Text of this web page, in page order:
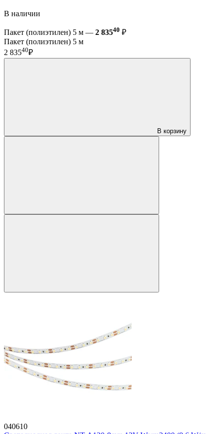
В наличии
Пакет (полиэтилен) 5 м — 2 83540 ₽
Пакет (полиэтилен) 5 м
2 83540₽
В корзину
040610